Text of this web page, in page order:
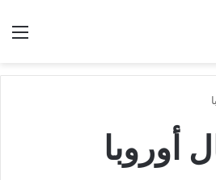
أوروبا